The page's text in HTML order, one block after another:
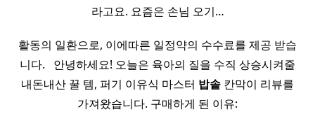
라고요. 요즘은 손님 오기…
활동의 일환으로, 이에따른 일정약의 수수료를 제공 받습
니다. ​ ​ 안녕하세요! 오늘은 육아의 질을 수직 상승시켜줄
내돈내산 꿀 템, 퍼기 이유식 마스터 밥솥 칸막이 리뷰를
가져왔습니다. 구매하게 된 이유: